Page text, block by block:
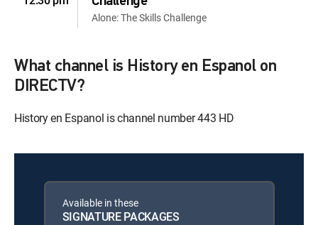
Alone: The Skills Challenge
What channel is History en Espanol on
DIRECTV?
History en Espanol is channel number 443 HD
Available in these
SIGNATURE PACKAGES